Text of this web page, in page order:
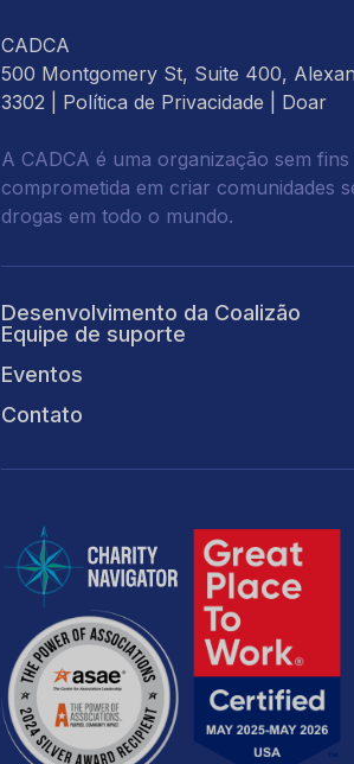
CADCA
500 Montgomery St, Suite 400,
3302 | Política de Privacidade Doar
A CADCA é uma organização sem
comprometida em criar comunidades
drogas em todo o mundo.
Desenvolvimento da Coalizão
Equipe de suporte
Eventos
Contato